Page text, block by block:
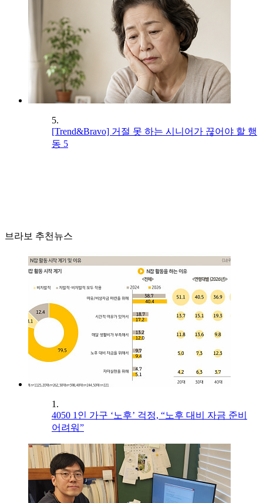
5.
[Trend&Bravo] 거절 못 하는 시니어가 끊어야 할 행
동 5
브라보 추천뉴스
1.
4050 1인 가구 ‘노후’ 걱정, “노후 대비 자금 준비
어려워”